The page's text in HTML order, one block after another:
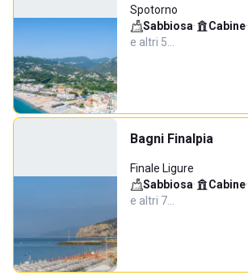
Spotorno
Sabbiosa· Cabine·
e altri 5…
Bagni Finalpia
Finale Ligure
Sabbiosa· Cabine·
e altri 7…